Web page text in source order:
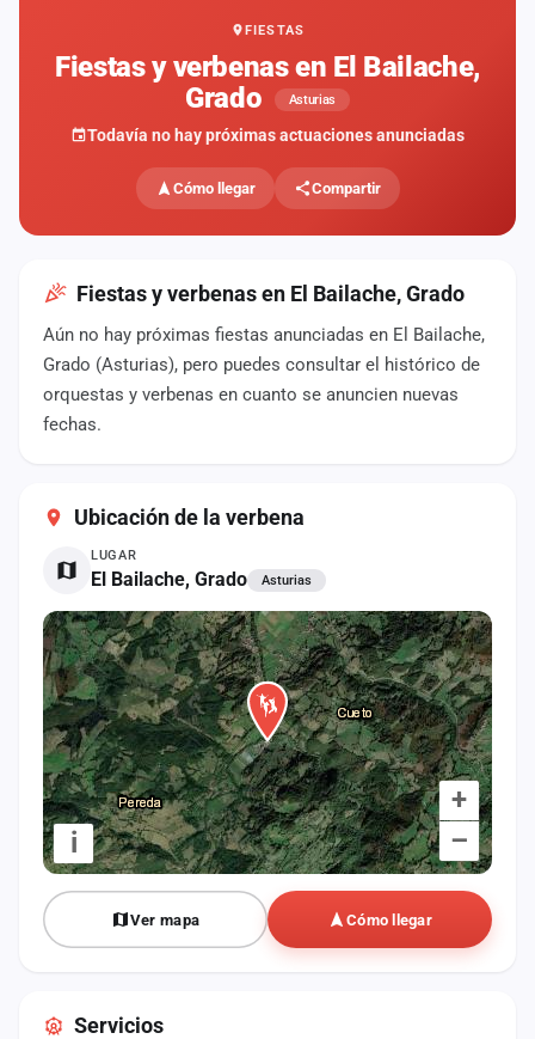
FIESTAS
Fiestas y verbenas en El Bailache,
Grado
Asturias
Todavía no hay próximas actuaciones anunciadas
Cómo llegar Compartir
Fiestas y verbenas en El Bailache, Grado
Aún no hay próximas fiestas anunciadas en El Bailache,
Grado (Asturias), pero puedes consultar el histórico de
orquestas y verbenas en cuanto se anuncien nuevas
fechas.
Ubicación de la verbena
LUGAR
El Bailache, Grado Asturias
+
–
i
Ver mapa Cómo llegar
Servicios
fiestas
Componentes
Agencias
Rankings
Vídeos
Anuncios
Contacto